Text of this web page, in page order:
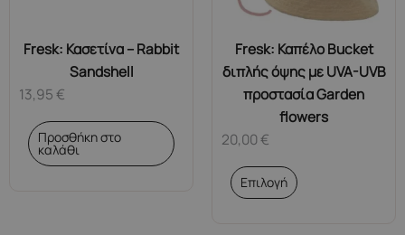
Fresk: Κασετίνα – Rabbit
Sandshell
13,95€
Προσθήκη στο
καλάθι
Fresk: Καπέλο Bucket
διπλής όψης με UVA-UVB
προστασία Garden
flowers
20,00€
Επιλογή
το